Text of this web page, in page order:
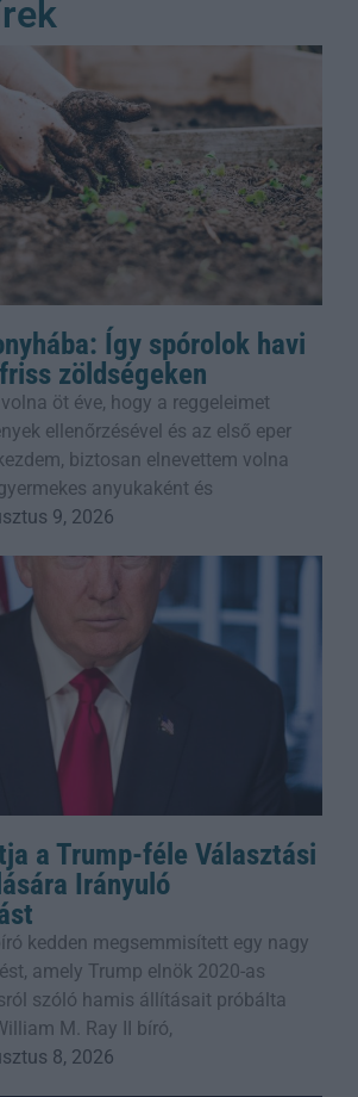
Így spórolok havi
zöldségeken
öt éve, hogy a reggeleimet
ellenőrzésével és az első eper
biztosan elnevettem volna
anyukaként és
9, 2026
a Trump-féle Választási
Irányuló
kedden megsemmisített egy nagy
amely Trump elnök 2020-as
szóló hamis állításait próbálta
M. Ray II bíró,
8, 2026